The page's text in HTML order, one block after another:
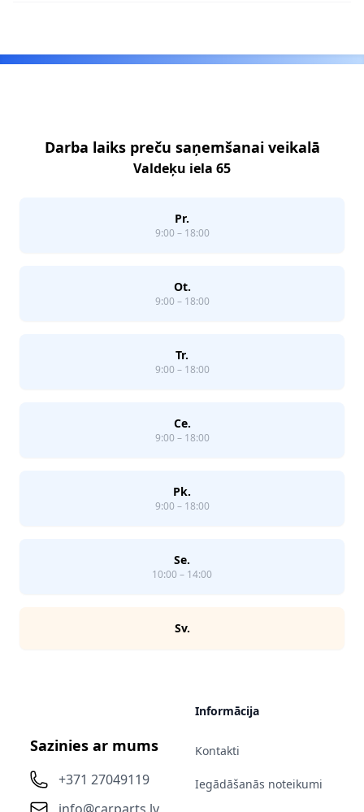
Darba laiks preču saņemšanai veikalā
Valdeķu iela 65
Pr.
9:00 – 18:00
Ot.
9:00 – 18:00
Tr.
9:00 – 18:00
Ce.
9:00 – 18:00
Pk.
9:00 – 18:00
Se.
10:00 – 14:00
Sv.
Sazinies ar mums
+371 27049119
Informācija
Kontakti
Iegādāšanās noteikumi